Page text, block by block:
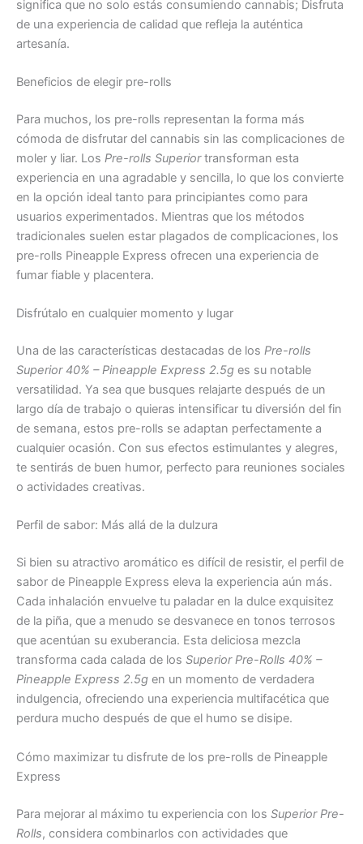
significa que no solo estás consumiendo cannabis; Disfruta
de una experiencia de calidad que refleja la auténtica
artesanía.
Beneficios de elegir pre-rolls
Para muchos, los pre-rolls representan la forma más
cómoda de disfrutar del cannabis sin las complicaciones de
moler y liar. Los Pre-rolls Superiortransforman esta
experiencia en una agradable y sencilla, lo que los convierte
en la opción ideal tanto para principiantes como para
usuarios experimentados. Mientras que los métodos
tradicionales suelen estar plagados de complicaciones, los
pre-rolls Pineapple Express ofrecen una experiencia de
fumar fiable y placentera.
Disfrútalo en cualquier momento y lugar
Una de las características destacadas de los Pre-rolls
Superior 40% – Pineapple Express 2.5g es su notable
versatilidad. Ya sea que busques relajarte después de un
largo día de trabajo o quieras intensificar tu diversión del fin
de semana, estos pre-rolls se adaptan perfectamente a
cualquier ocasión. Con sus efectos estimulantes y alegres,
te sentirás de buen humor, perfecto para reuniones sociales
o actividades creativas.
Perfil de sabor: Más allá de la dulzura
Si bien su atractivo aromático es difícil de resistir, el perfil de
sabor de Pineapple Express eleva la experiencia aún más.
Cada inhalación envuelve tu paladar en la dulce exquisitez
de la piña, que a menudo se desvanece en tonos terrosos
que acentúan su exuberancia. Esta deliciosa mezcla
transforma cada calada de los Superior Pre-Rolls 40% –
Pineapple Express 2.5g en un momento de verdadera
indulgencia, ofreciendo una experiencia multifacética que
perdura mucho después de que el humo se disipe.
Cómo maximizar tu disfrute de los pre-rolls de Pineapple
Express
Para mejorar al máximo tu experiencia con los Superior Pre-
Rolls, considera combinarlos con actividades que